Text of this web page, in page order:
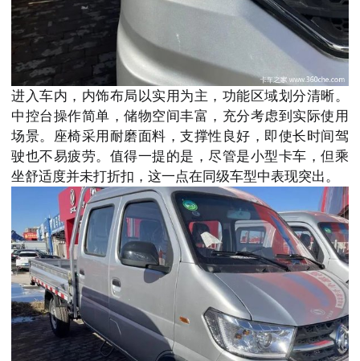
进入车内，内饰布局以实用为主，功能区域划分清晰。
中控台操作简单，储物空间丰富，充分考虑到实际使用
场景。座椅采用耐磨面料，支撑性良好，即使长时间驾
驶也不易疲劳。值得一提的是，尽管是小型卡车，但乘
坐舒适度并未打折扣，这一点在同级车型中表现突出。